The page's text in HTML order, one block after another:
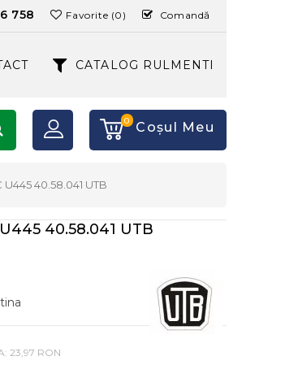
758 Favorite (0) Comandă
CATALOG RULMENTI
0 Coşul Meu
40.58.041 UTB
40.58.041 UTB
23,97 RON